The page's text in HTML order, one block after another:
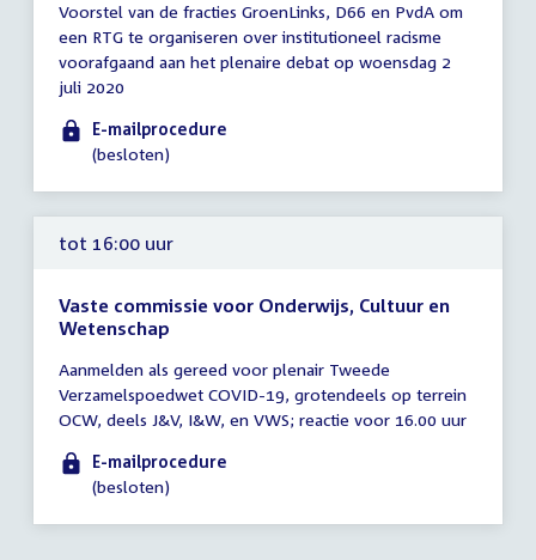
vergadering
tot
16:00
uur
Voorstel van de fracties GroenLinks, D66 en PvdA om
een RTG te organiseren over institutioneel racisme
voorafgaand aan het plenaire debat op woensdag 2
juli 2020
E-mailprocedure
(besloten)
tot 16:00 uur
Vaste commissie voor Onderwijs, Cultuur en
Wetenschap
vergadering
tot
16:00
uur
Aanmelden als gereed voor plenair Tweede
Verzamelspoedwet COVID-19, grotendeels op terrein
OCW, deels J&V, I&W, en VWS; reactie voor 16.00 uur
E-mailprocedure
(besloten)